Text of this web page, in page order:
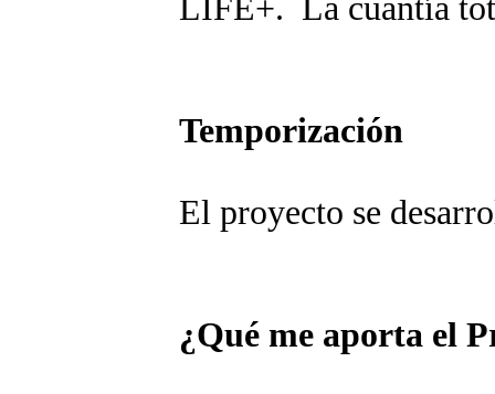
Temporización
El proyecto se
¿Qué me aporta el